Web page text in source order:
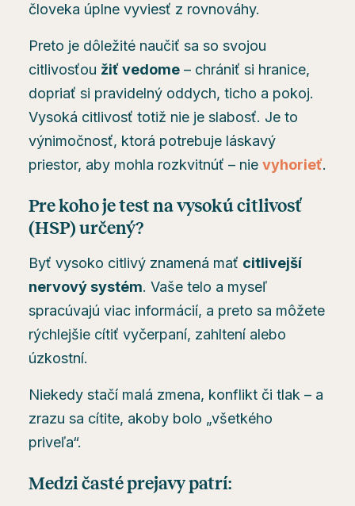
človeka úplne vyviesť z rovnováhy.
Preto je dôležité naučiť sa so svojou
citlivosťou žiť vedome – chrániť si hranice,
dopriať si pravidelný oddych, ticho a pokoj.
Vysoká citlivosť totiž nie je slabosť. Je to
výnimočnosť, ktorá potrebuje láskavý
priestor, aby mohla rozkvitnúť – nie vyhorieť.
Pre koho je test na vysokú citlivosť
(HSP) určený?
Byť vysoko citlivý znamená mať citlivejší
nervový systém. Vaše telo a myseľ
spracúvajú viac informácií, a preto sa môžete
rýchlejšie cítiť vyčerpaní, zahltení alebo
úzkostní.
Niekedy stačí malá zmena, konflikt či tlak – a
zrazu sa cítite, akoby bolo „všetkého
priveľa“.
Medzi časté prejavy patrí: